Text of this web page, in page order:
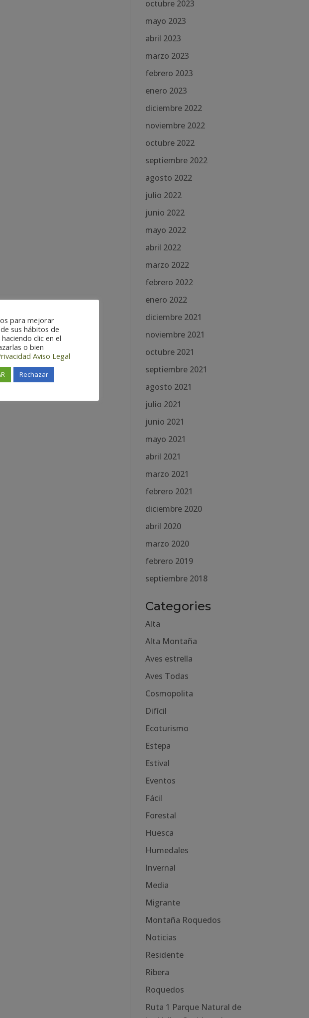
octubre 2023
mayo 2023
abril 2023
marzo 2023
febrero 2023
enero 2023
diciembre 2022
noviembre 2022
octubre 2022
septiembre 2022
agosto 2022
julio 2022
junio 2022
mayo 2022
abril 2022
marzo 2022
febrero 2022
enero 2022
diciembre 2021
noviembre 2021
octubre 2021
septiembre 2021
agosto 2021
julio 2021
junio 2021
mayo 2021
abril 2021
marzo 2021
febrero 2021
diciembre 2020
abril 2020
marzo 2020
febrero 2019
septiembre 2018
Categories
Alta
Alta Montaña
Aves estrella
Aves Todas
Cosmopolita
Difícil
Ecoturismo
Estepa
Estival
Eventos
Fácil
Forestal
Huesca
Humedales
Invernal
Media
Migrante
Montaña Roquedos
Noticias
Residente
Ribera
Roquedos
Ruta 1 Parque Natural de
para mejorar
sus hábitos de
clic en el
o bien
Aviso Legal
Rechazar